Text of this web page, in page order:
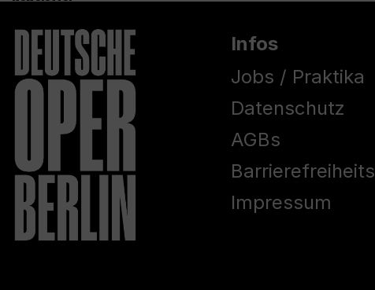
Infos
Jobs / Praktika
Datenschutz
AGBs
Impressum